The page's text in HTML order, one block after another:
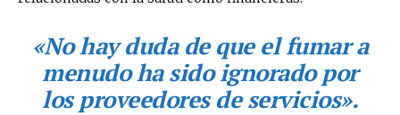
«No hay duda de que el fumar a
menudo ha sido ignorado por
los proveedores de servicios».